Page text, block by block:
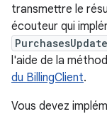
transmettre le
écouteur qui
l'aide de la
du BillingClient.
Vous devez